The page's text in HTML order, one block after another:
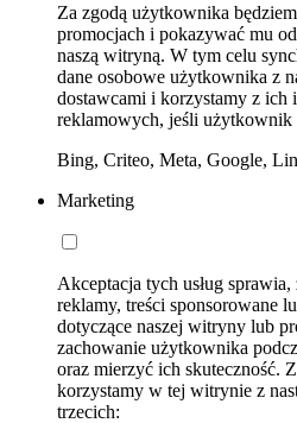
Za zgodą użytkownika
promocjach i pokazywać mu
naszą witryną. W tym celu
dane osobowe użytkownika z
dostawcami i korzystamy z ich
reklamowych, jeśli użytkownik
Bing, Criteo, Meta, Google,
Marketing
Akceptacja tych usług
reklamy, treści sponsorowane
dotyczące naszej witryny lub
zachowanie użytkownika
oraz mierzyć ich skuteczność.
korzystamy w tej witrynie z
trzecich: